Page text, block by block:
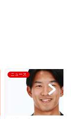
ニュース